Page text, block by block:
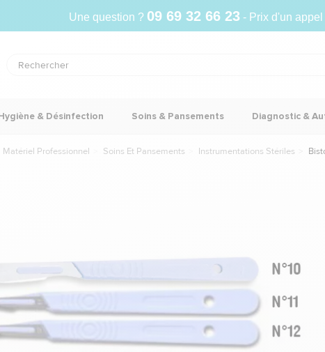
Une question ? 09 69 32 66 23- Prix d'un appel
& Désinfection Soins & Pansements Diagnostic &
Matériel Professionnel Soins Et Pansements Instrumentations Stériles